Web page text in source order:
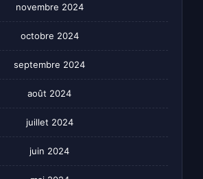
novembre 2024
octobre 2024
septembre 2024
août 2024
juillet 2024
juin 2024